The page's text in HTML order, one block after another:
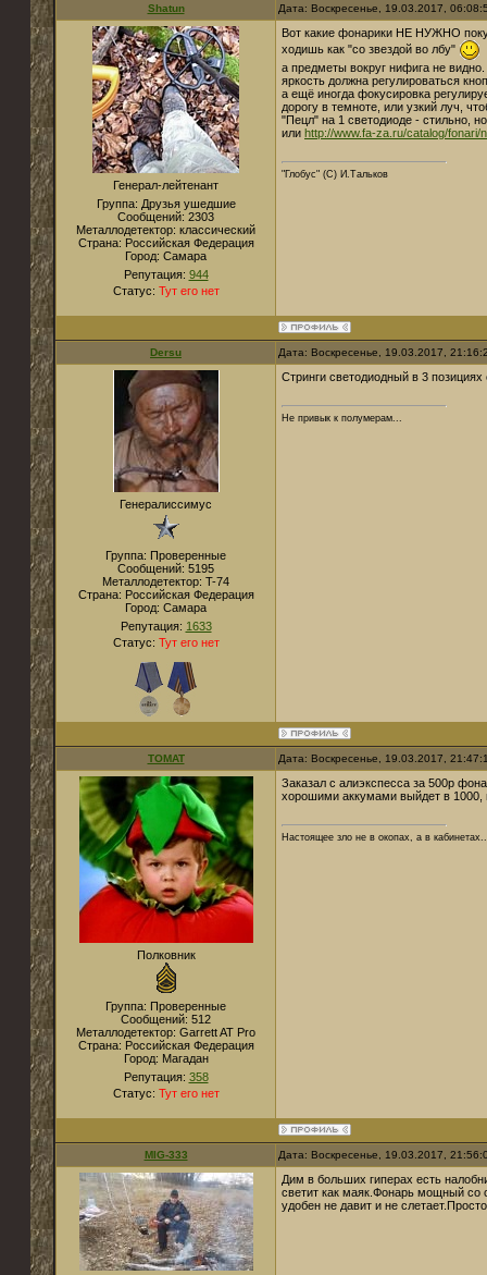
Shatun Дата: Воскресенье, 19.03.2017,
Генерал-лейтенант
Группа: Друзья ушедшие
Сообщений: 2303
Металлодетектор: классический
Страна: Российская Федерация
Город: Самара
Репутация: 944
Статус: Тут его нет
Вот какие фонарики НЕ НУЖНО
ходишь как "со звездой во лбу"
а предметы вокруг нифига не
яркость должна регулироваться
а ещё иногда фокусировка
дорогу в темноте, или узкий луч,
"Пецл" на 1 светодиоде - стильно,
или http://www.fa-za.ru/catalog/fonari/
"Глобус" (С) И.Тальков
Dersu Дата: Воскресенье, 19.03.2017,
Генералиссимус
Группа: Проверенные
Сообщений: 5195
Металлодетектор: T-74
Страна: Российская Федерация
Город: Самара
Репутация: 1633
Статус: Тут его нет
Стринги светодиодный в 3
Не привык к полумерам...
TOMAT Дата: Воскресенье, 19.03.2017,
Полковник
Группа: Проверенные
Сообщений: 512
Металлодетектор: Garrett AT Pro
Страна: Российская Федерация
Город: Магадан
Репутация: 358
Статус: Тут его нет
Заказал с алиэкспесса за 500р
хорошими аккумами выйдет в 1000,
Настоящее зло не в окопах, а в
MIG-333 Дата: Воскресенье, 19.03.2017,
Дим в больших гиперах есть
светит как маяк.Фонарь мощный со
удобен не давит и не